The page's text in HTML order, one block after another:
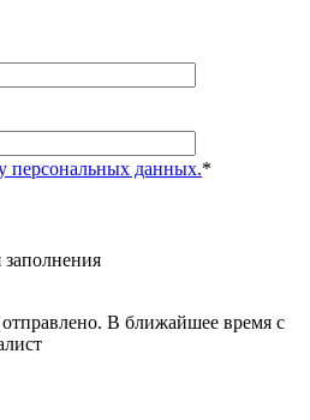
персональных данных.*
заполнения
В ближайшее время с